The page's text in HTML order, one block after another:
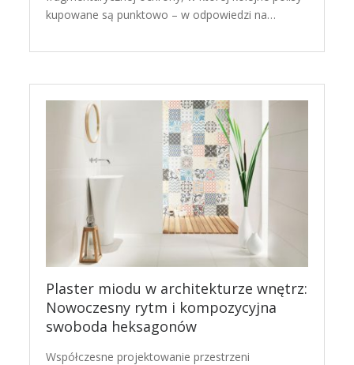
kupowane są punktowo – w odpowiedzi na…
Plaster miodu w architekturze wnętrz:
Nowoczesny rytm i kompozycyjna
swoboda heksagonów
Współczesne projektowanie przestrzeni